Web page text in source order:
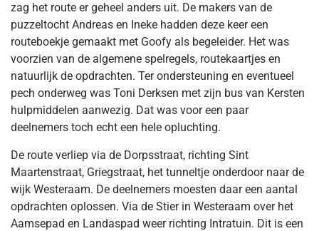
zag het route er geheel anders uit. De makers van de
puzzeltocht Andreas en Ineke hadden deze keer een
routeboekje gemaakt met Goofy als begeleider. Het was
voorzien van de algemene spelregels, routekaartjes en
natuurlijk de opdrachten. Ter ondersteuning en eventueel
pech onderweg was Toni Derksen met zijn bus van Kersten
hulpmiddelen aanwezig. Dat was voor een paar
deelnemers toch echt een hele opluchting.
De route verliep via de Dorpsstraat, richting Sint
Maartenstraat, Griegstraat, het tunneltje onderdoor naar de
wijk Westeraam. De deelnemers moesten daar een aantal
opdrachten oplossen. Via de Stier in Westeraam over het
Aamsepad en Landaspad weer richting Intratuin. Dit is een